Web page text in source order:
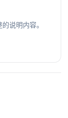
说明内容。